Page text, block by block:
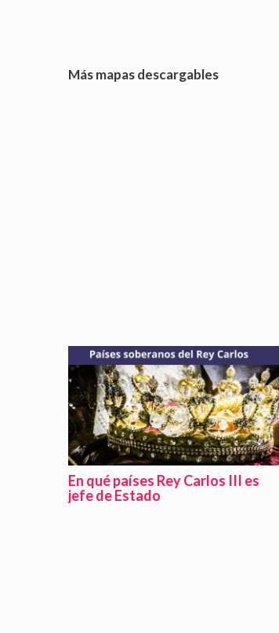
Más mapas descargables
En qué países Rey Carlos III es
jefe de Estado